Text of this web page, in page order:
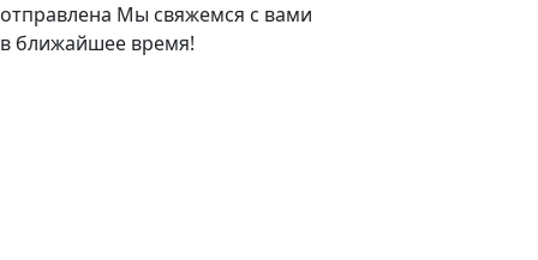
отправлена Мы свяжемся с вами
в ближайшее время!